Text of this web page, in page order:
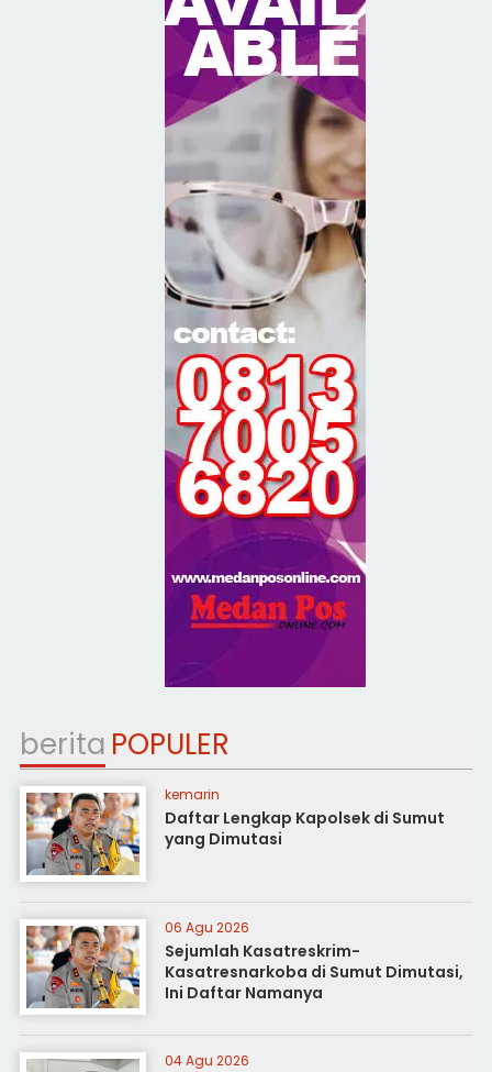
berita POPULER
kemarin
Daftar Lengkap Kapolsek di Sumut
yang Dimutasi
06 Agu 2026
Sejumlah Kasatreskrim-
Kasatresnarkoba di Sumut Dimutasi,
Ini Daftar Namanya
04 Agu 2026